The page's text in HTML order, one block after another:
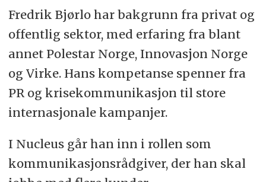
Fredrik Bjørlo har bakgrunn fra privat og
offentlig sektor, med erfaring fra blant
annet Polestar Norge, Innovasjon Norge
og Virke. Hans kompetanse spenner fra
PR og krisekommunikasjon til store
internasjonale kampanjer.
I Nucleus går han inn i rollen som
kommunikasjonsrådgiver, der han skal